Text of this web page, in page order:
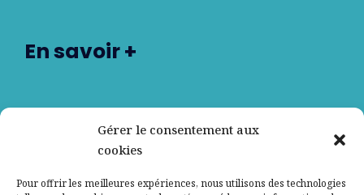
Gérer le consentement aux
cookies
Pour offrir les meilleures expériences, nous utilisons des technologies
En savoir +